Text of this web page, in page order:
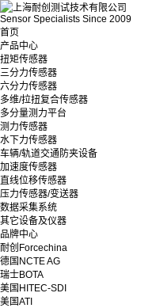
Sensor Specialists Since 2009
首页
产品中心
扭矩传感器
三分力传感器
六分力传感器
多维/拉扭复合传感器
多分量测力平台
测力传感器
水下力传感器
车辆/轨道交通防夹设备
加速度传感器
直线位移传感器
压力传感器/变送器
数据采集系统
其它设备及仪器
品牌中心
耐创Forcechina
德国NCTE AG
瑞士BOTA
美国HITEC-SDI
美国ATI